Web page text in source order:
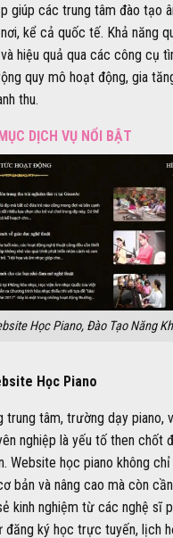
giúp các trung tâm đào tạo
kể cả quốc tế. Khả năng
hiệu quả qua các công cụ
quy mô hoạt động, gia
thu.
DỊCH VỤ NỔI BẬT
Học Piano, Đào Tạo Năng
Học Piano
trung tâm, trường dạy piano,
nghiệp là yếu tố then chốt
Website học piano không
bản và nâng cao mà còn
kinh nghiệm từ các nghệ sĩ
đăng ký học trực tuyến, lịch